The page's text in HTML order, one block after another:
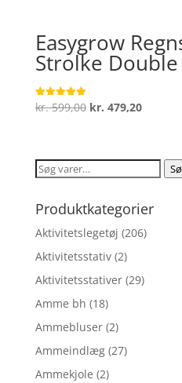
Easygrow
Strolke Double
Vurderet
5
kr.599,00 Den
var:
kr. 599,00.
kr. 479,20Den
er:
kr.
Søg
Produktkategorier
Aktivitetslegetøj (206)
Aktivitetsstativ (2)
Aktivitetsstativer (29)
Amme bh (18)
Ammebluser (2)
Ammeindlæg (27)
Ammekjole (2)